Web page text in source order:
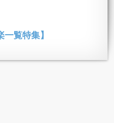
覧特集】